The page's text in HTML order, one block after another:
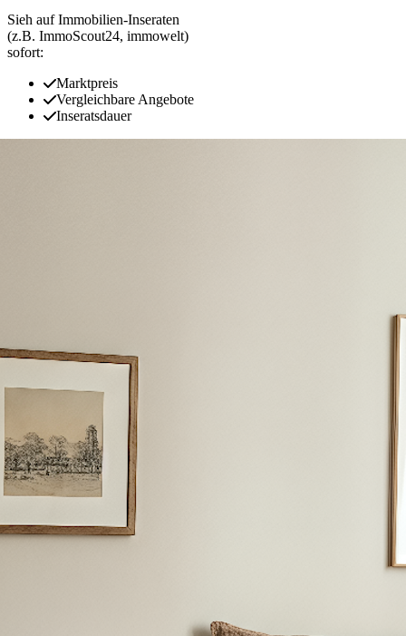
Sieh auf Immobilien‑Inseraten
(z.B. ImmoScout24, immowelt)
sofort:
Marktpreis
Vergleichbare Angebote
Inseratsdauer